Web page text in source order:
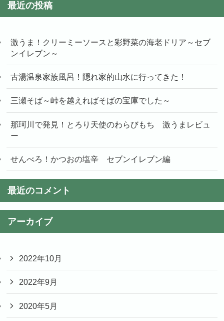
最近の投稿
激うま！クリーミーソースと彩野菜の海老ドリア～セブ
ンイレブン～
古湯温泉家族風呂！隠れ家的山水に行ってきた！
三瀬そば～峠を越えればそばの宝庫でした～
那珂川で発見！とろり天使のわらびもち 激うまレビュ
ー
せんべろ！かつおの塩辛 セブンイレブン編
最近のコメント
アーカイブ
2022年10月
2022年9月
2020年5月